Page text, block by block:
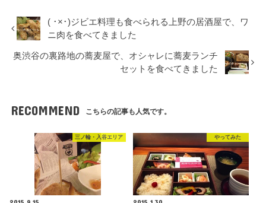
( ･×･)ジビエ料理も食べられる上野の居酒屋で、ワ
ニ肉を食べてきました
奥渋谷の裏路地の蕎麦屋で、オシャレに蕎麦ランチ
セットを食べてきました
RECOMMEND こちらの記事も人気です。
三ノ輪・入谷エリア やってみた